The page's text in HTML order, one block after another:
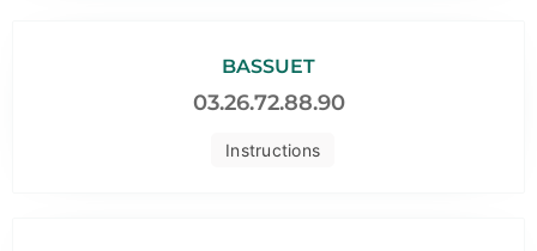
Instructions
BASSUET
03.26.72.88.90